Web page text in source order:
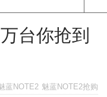
台你抢到
蓝NOTE2 魅蓝NOTE2抢购